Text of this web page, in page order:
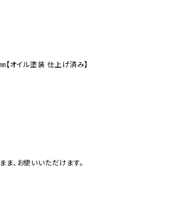
イル塗装 仕上げ済み】
ま、お使いいただけます。